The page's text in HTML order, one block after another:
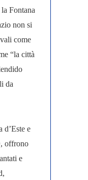
Fontana
non si
come
“la città
da
e
offrono
e